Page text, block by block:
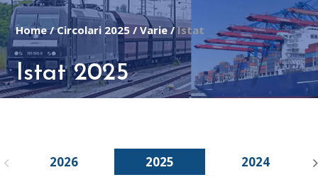
Home/Circolari 2025 /Varie/Istat
Istat 2025
2026 2025 2024